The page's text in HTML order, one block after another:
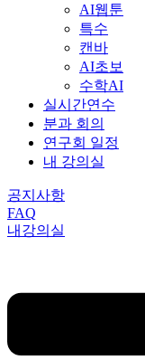
AI웹툰
특수
캔바
AI초보
수학AI
실시간연수
분과 회의
연구회 일정
내 강의실
공지사항
FAQ
내강의실